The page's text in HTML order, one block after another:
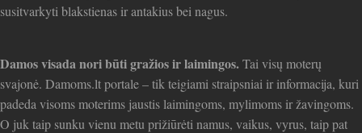
susitvarkyti blakstienas ir antakius bei nagus.
Damos visada nori būti gražios ir laimingos.Tai visų moterų
svajonė. Damoms.lt portale – tik teigiami straipsniai ir informacija, kuri
padeda visoms moterims jaustis laimingoms, mylimoms ir žavingoms.
O juk taip sunku vienu metu prižiūrėti namus, vaikus, vyrus, taip pat